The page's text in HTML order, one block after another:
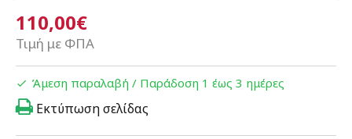
110,00€
Τιμή με ΦΠΑ
Άμεση παραλαβή / Παράδoση 1 έως 3 ημέρες
Εκτύπωση σελίδας